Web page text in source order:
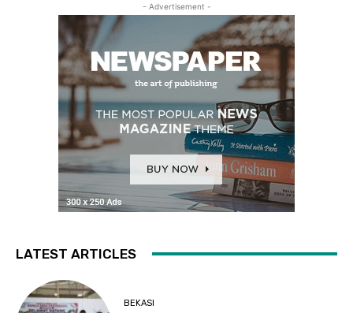
- Advertisement -
LATEST ARTICLES
BEKASI